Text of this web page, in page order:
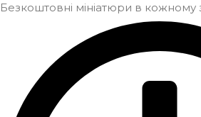
Безкоштовні мініатюри в кожному